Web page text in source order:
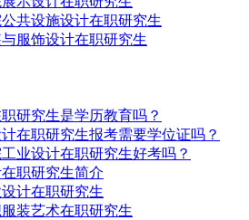
共设施设计在职研究生
服饰设计在职研究生
研究生是学历教育吗？
在职研究生报考需要学位证吗？
业设计在职研究生好考吗？
职研究生简介
计在职研究生
装艺术在职研究生